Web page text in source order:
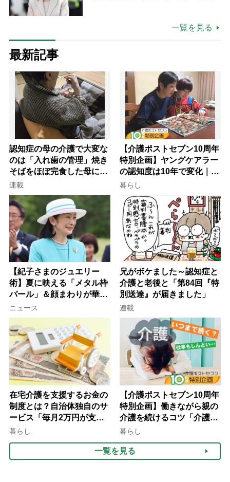
一覧を見る
最新記事
認知症の母の介護で大変な
のは「入れ歯の管理」焼き
そばをほぼ完食した母に息
子が血の気が引いた理由
連載
【介護ポストセブン10周年
特別企画】ヤングケアラー
の認知度は10年で変化｜流
行語大賞にノミネート、法
律にも明記されたが果たし
て現在は？
暮らし
【紀子さまのジュエリー
術】夏に映える「メタル枠
パール」＆顔まわりが華や
ぐ「揺れる一粒」の使い分
け方
ニュース
兄がボケました～認知症と
介護と老後と「第84回『特
別送達』が届きました」
連載
在宅介護を支援するお金の
制度とは？自治体独自のサ
ービス「毎月2万円が支給
される」ケースも【FP解
暮らし
【介護ポストセブン10周年
特別企画】働きながら親の
介護を続けるコツ「介護は
10年以上続くことも…3つ
みよう」【社会福祉士解
説】
暮らし
一覧を見る